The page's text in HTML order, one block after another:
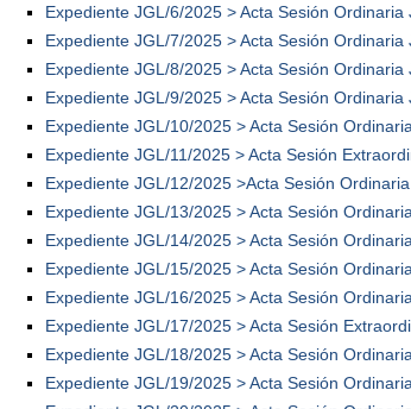
Expediente JGL/6/2025 > Acta Sesión Ordinaria
Expediente JGL/7/2025 > Acta Sesión Ordinaria
Expediente JGL/8/2025 > Acta Sesión Ordinaria
Expediente JGL/9/2025 > Acta Sesión Ordinaria
Expediente JGL/10/2025 > Acta Sesión
Expediente JGL/11/2025 > Acta Sesión
Expediente JGL/12/2025 >Acta Sesión
Expediente JGL/13/2025 > Acta Sesión
Expediente JGL/14/2025 > Acta Sesión
Expediente JGL/15/2025 > Acta Sesión
Expediente JGL/16/2025 > Acta Sesión
Expediente JGL/17/2025 > Acta Sesión
Expediente JGL/18/2025 > Acta Sesión
Expediente JGL/19/2025 > Acta Sesión